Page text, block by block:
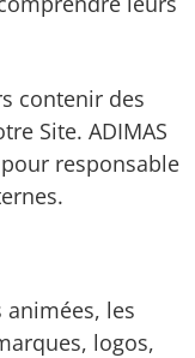
contenir des
Site. ADIMAS
responsable
animées, les
logos,